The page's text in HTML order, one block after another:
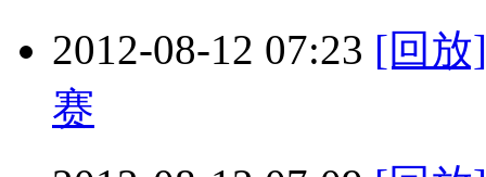
2012-08-12 07:23 [回放
赛